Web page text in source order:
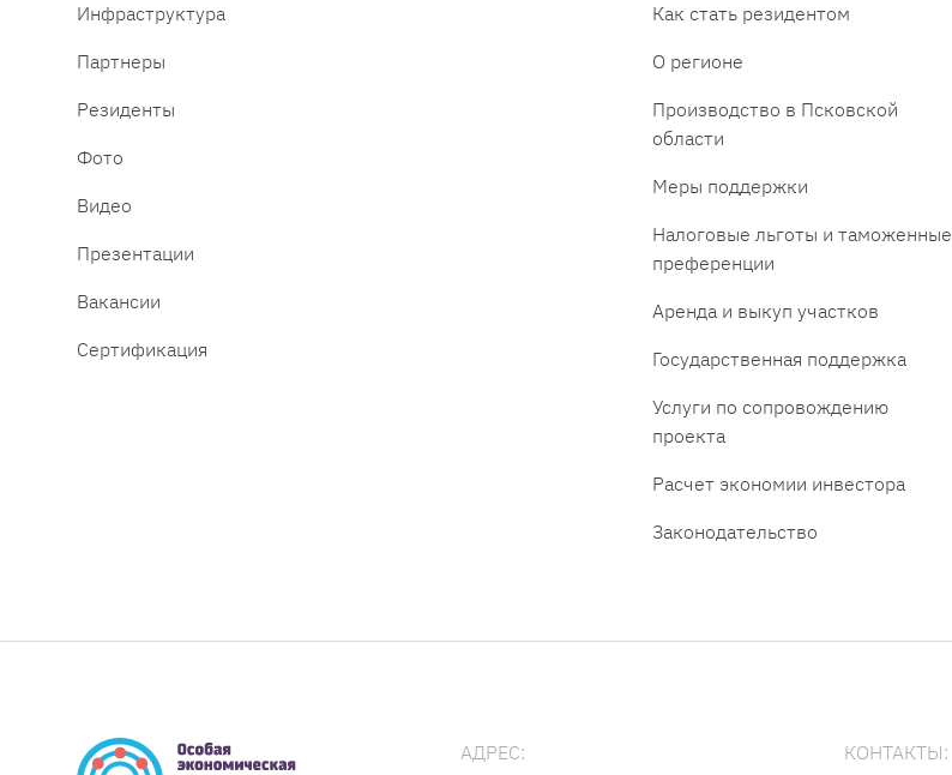
Инфраструктура
Партнеры
Резиденты
Фото
Видео
Презентации
Вакансии
Сертификация
Как стать резидентом
О регионе
Производство в Псковской
области
Меры поддержки
Налоговые льготы и таможенные
преференции
Аренда и выкуп участков
Государственная поддержка
Услуги по сопровождению
проекта
Расчет экономии инвестора
Законодательство
АДРЕС:
КОНТАКТЫ: